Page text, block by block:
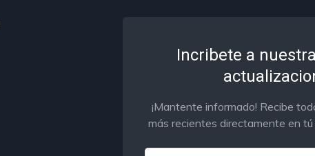
Incribete a
¡Mantente informado! Recibe
más recientes directamente en